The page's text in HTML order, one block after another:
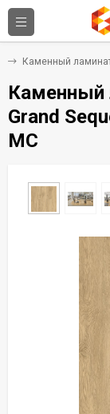
Каменный
Каменный
Grand
MC